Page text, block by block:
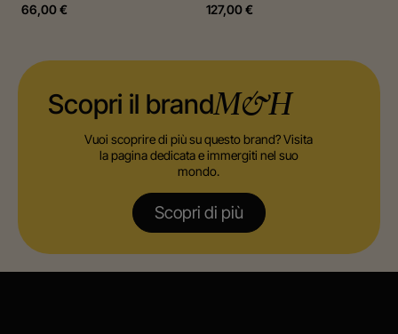
66,00€
127,00€
Vuoi scoprire di più su questo brand? Visita
la pagina dedicata e immergiti nel suo
mondo.
Scopri di più
Scopri il brandM&H